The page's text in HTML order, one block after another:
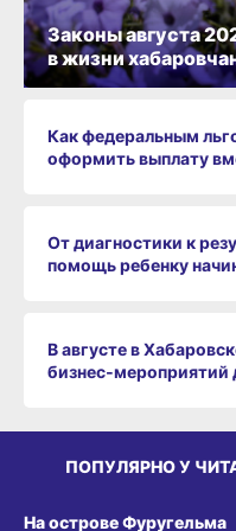
Как федеральным
оформить выплату
От диагностики к
помощь ребенку
В августе в
бизнес‑мероприятий
Законы августа
в жизни
ПОПУЛЯРНО У
На острове Фуругельма